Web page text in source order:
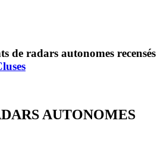
de radars autonomes recensés
AUTONOMES